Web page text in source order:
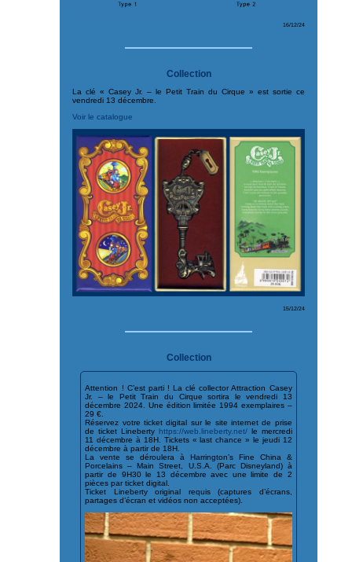
16/12/24
Collection
La clé « Casey Jr. – le Petit Train du Cirque » est sortie ce
vendredi 13 décembre.
Voir le catalogue
15/12/24
Collection
Attention ! C’est parti ! La clé collector Attraction Casey
Jr. – le Petit Train du Cirque sortira le vendredi 13
décembre 2024. Une édition limitée 1994 exemplaires –
29 €.
Réservez votre ticket digital sur le site internet de prise
de ticket Lineberty https://web.lineberty.net/le mercredi
11 décembre à 18H. Tickets « last chance » le jeudi 12
décembre à partir de 18H.
La vente se déroulera à Harrington’s Fine China &
Porcelains – Main Street, U.S.A. (Parc Disneyland) à
partir de 9H30 le 13 décembre avec une limite de 2
pièces par ticket digital.
Ticket Lineberty original requis (captures d’écrans,
partages d’écran et vidéos non acceptées).